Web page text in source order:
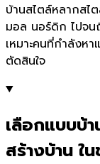
บ้านสไตล์หลากสไ
มอล นอร์ดิก ไปจน
เหมาะคนที่กำลังห
ตัดสินใจ
เลือกแบบบ้
สร้างบ้าน ใ